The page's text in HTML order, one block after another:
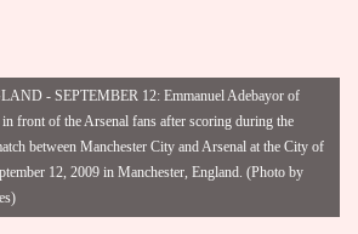
- SEPTEMBER 12: Emmanuel Adebayor of
front of the Arsenal fans after scoring during the
between Manchester City and Arsenal at the City of
12, 2009 in Manchester, England. (Photo by